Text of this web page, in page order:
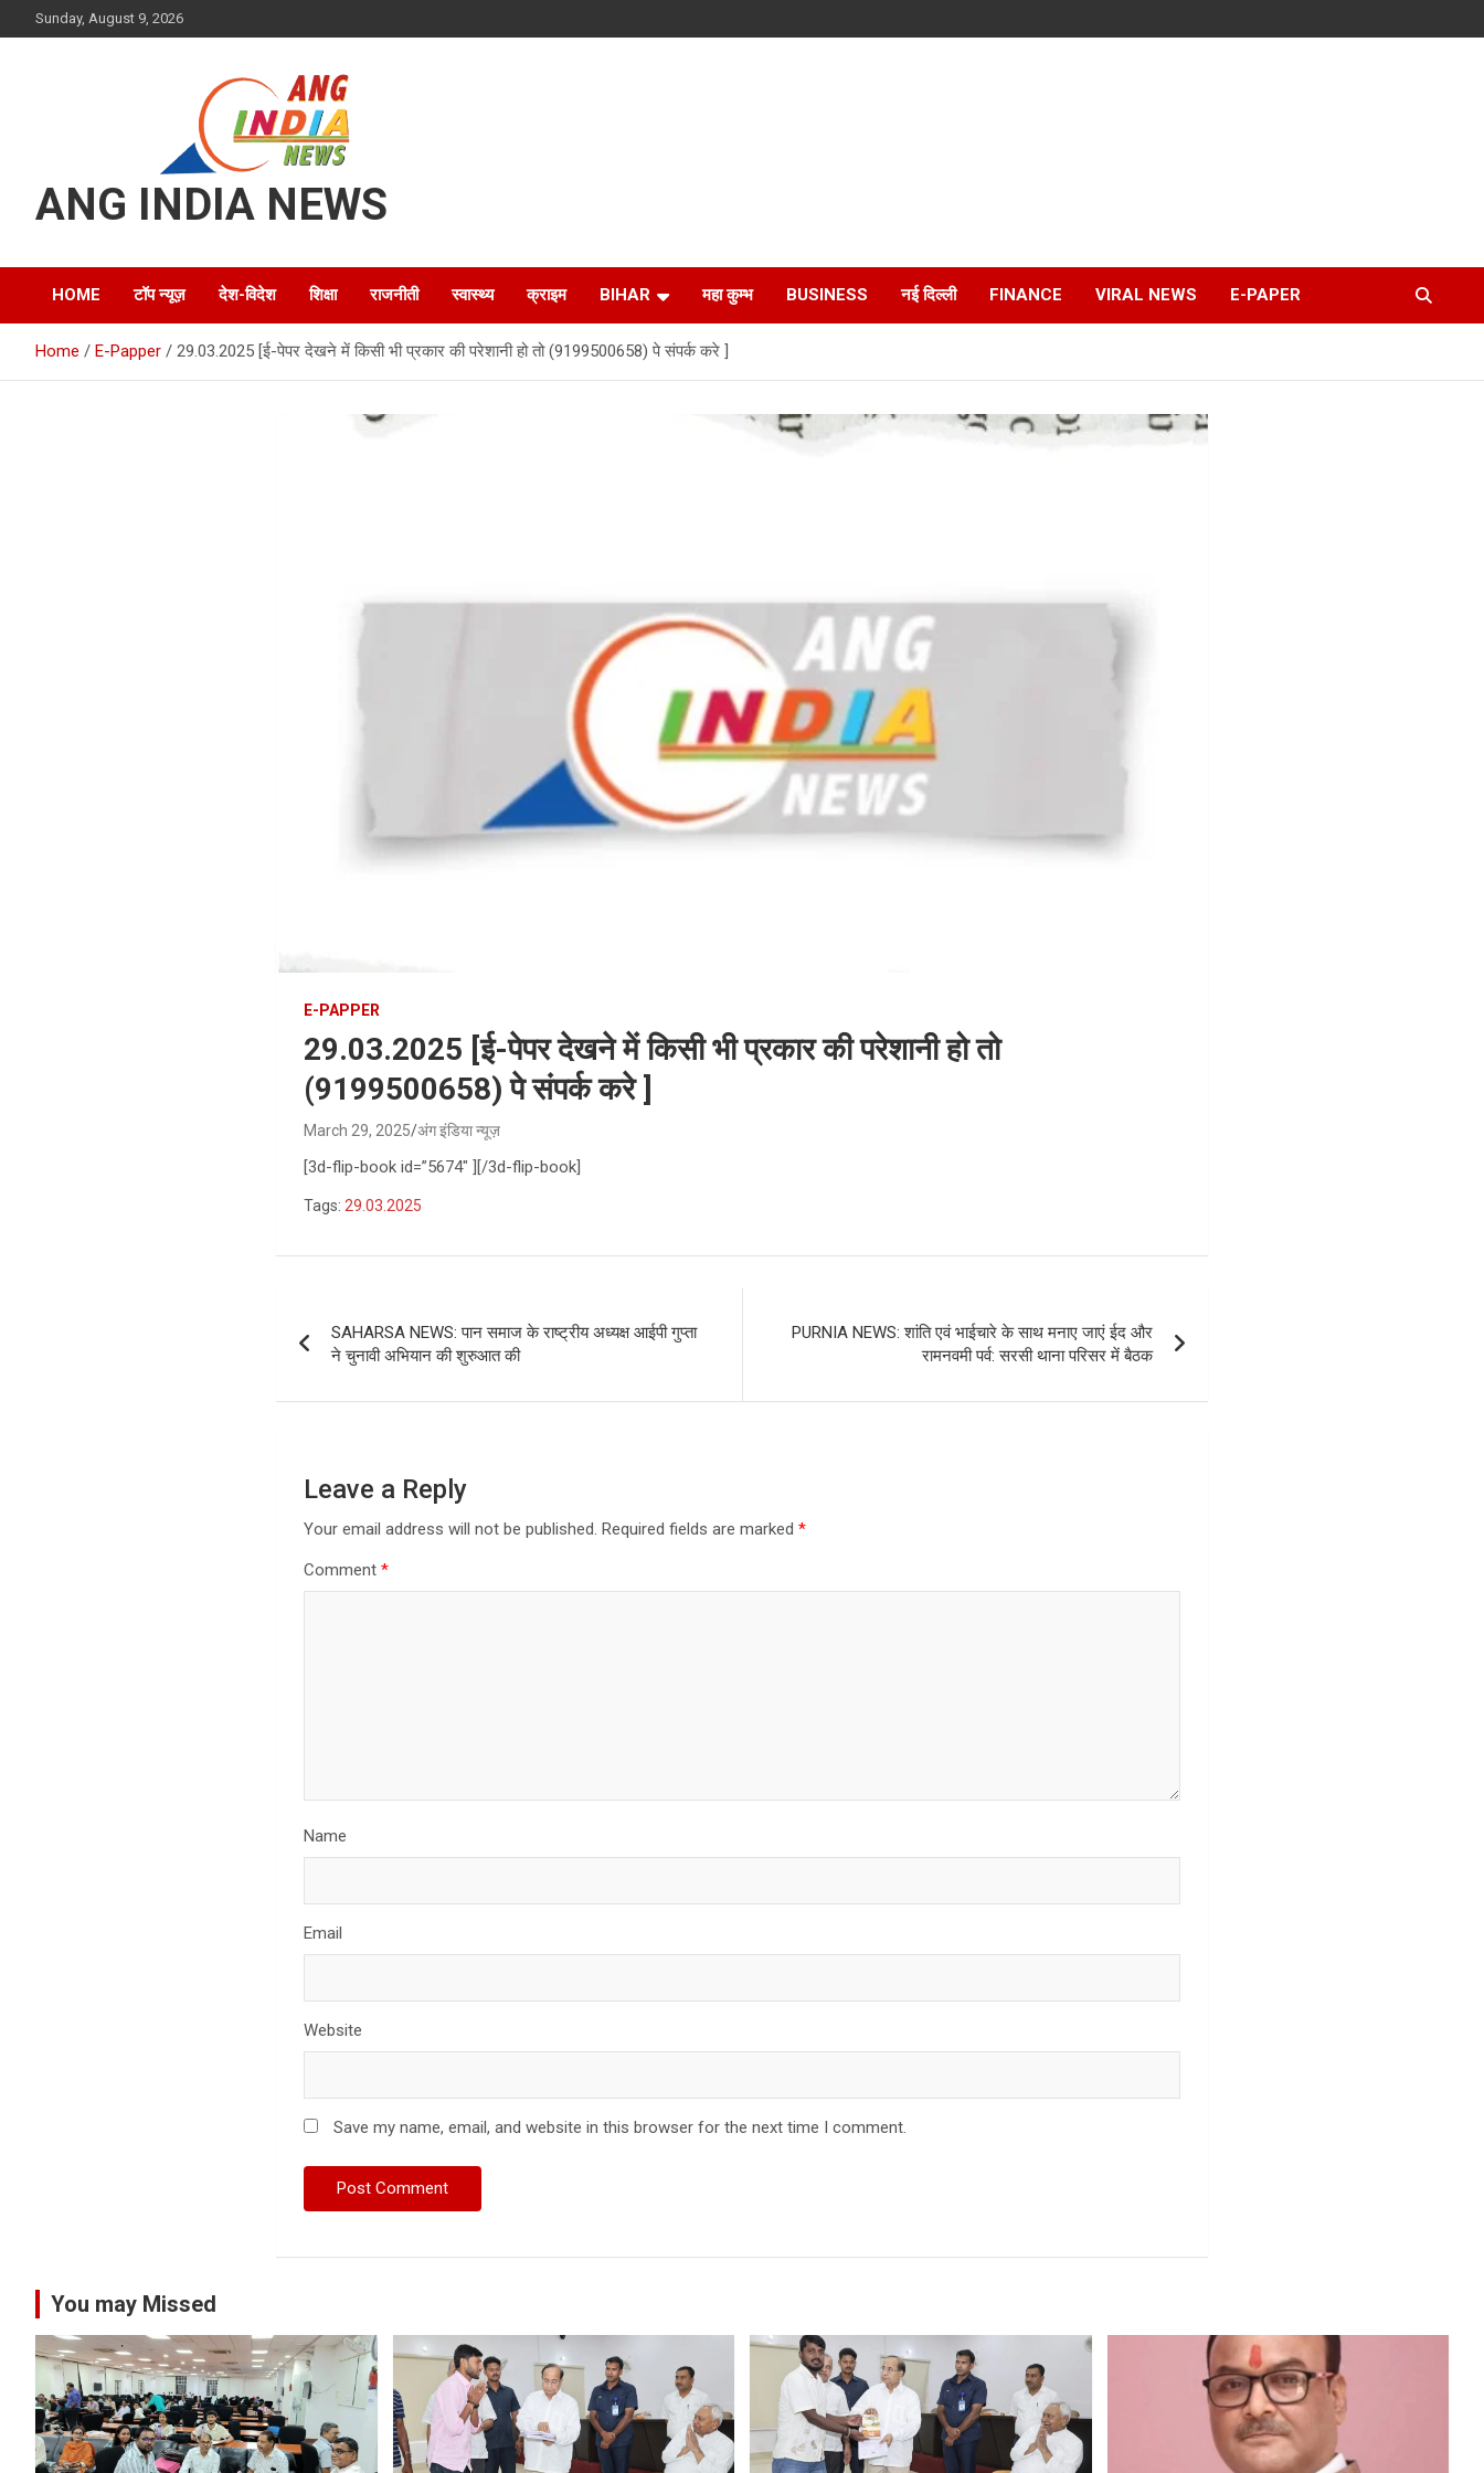
to
Sunday, August 9, 2026
ANG INDIA NEWS
HOME टॉप न्यूज़ देश-विदेश शिक्षा राजनीती स्वास्थ्य क्राइम BIHAR महा कुम्भ BUSINESS नई दिल्ली FINANCE VIRAL NEWS E-PAPER
Home E-Papper 29.03.2025 [ई-पेपर देखने में किसी भी प्रकार की परेशानी हो तो (9199500658) पे संपर्क करे ]
E-PAPPER
29.03.2025 [ई-पेपर देखने में किसी भी प्रकार की परेशानी हो तो
(9199500658) पे संपर्क करे ]
March 29, 2025 अंग इंडिया न्यूज़
[3d-flip-book id=”5674″ ][/3d-flip-book]
Tags: 29.03.2025
navigation
SAHARSA NEWS: पान समाज के राष्ट्रीय अध्यक्ष आईपी गुप्ता
ने चुनावी अभियान की शुरुआत की
PURNIA NEWS: शांति एवं भाईचारे के साथ मनाए जाएं ईद और
रामनवमी पर्व: सरसी थाना परिसर में बैठक
Leave a Reply
Your email address will not be published. Required fields are marked*
Comment*
Name
Email
Website
Save my name, email, and website in this browser for the next time I comment.
You may Missed